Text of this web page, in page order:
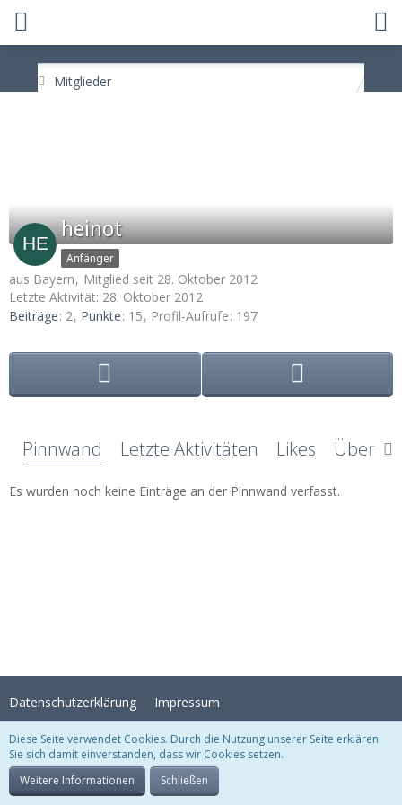
Mitglieder
heinot
Anfänger
aus Bayern
Mitglied seit 28. Oktober 2012
Letzte Aktivität: 28. Oktober 2012
Beiträge 2 Punkte 15 Profil-Aufrufe 197
Pinnwand Letzte Aktivitäten Likes Über
Es wurden noch keine Einträge an der Pinnwand verfasst.
Datenschutzerklärung Impressum
Stil:Crystal Temptation , erstellt vonKittMedia
Community-Software:
Diese Seite verwendet Cookies. Durch die Nutzung unserer Seite erklären
Sie sich damit einverstanden, dass wir Cookies setzen.
Weitere Informationen
Schließen